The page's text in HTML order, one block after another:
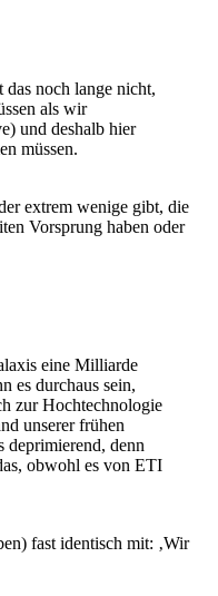
das noch lange nicht,
als wir
und deshalb hier
müssen.
extrem wenige gibt, die
Vorsprung haben oder
eine Milliarde
es durchaus sein,
zur Hochtechnologie
unserer frühen
deprimierend, denn
obwohl es von ETI
fast identisch mit: ‚Wir